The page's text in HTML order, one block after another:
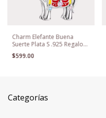
Charm Elefante Buena
Suerte Plata S .925 Regalo
Mixto
$599.00
Categorías